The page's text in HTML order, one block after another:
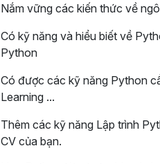
Nắm vững các kiến thức về
Có kỹ năng và hiểu biết về
Python
Có được các kỹ năng Python
Learning ...
Thêm các kỹ năng Lập trình
CV của bạn.